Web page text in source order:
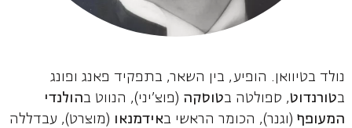
נולד בטיוואן. הופיע, בין השאר, בתפקיד פאנג ופונג
בטורנדוט, ספולטה בטוסקה (פוצ'יני), הנווט בהולנדי
המעופף(וגנר), הכומר הראשי באידמנאו (מוצרט), עבדללה